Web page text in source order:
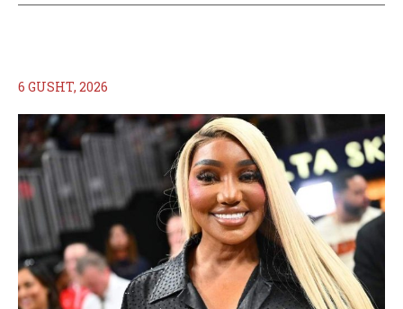
6 GUSHT, 2026